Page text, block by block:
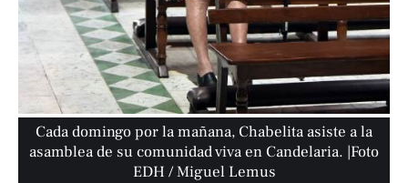
Cada domingo por la mañana, Chabelita asiste a la
asamblea de su comunidad viva en Candelaria. |Foto
EDH / Miguel Lemus